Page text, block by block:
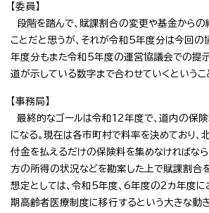
【委員】
段階を踏んで、賦課割合の変更や基金からの
ことだと思うが、それが令和5年度分は今回の
年度分もまた令和5年度の運営協議会での提示
道が示している数字まで合わせていくというこ
【事務局】
最終的なゴールは令和12年度で、道内の保
になる。現在は各市町村で料率を決めており、
付金を払えるだけの保険料を集めなければな
方の所得の状況などを勘案した上で賦課割合
想定としては、令和5年度、6年度の2カ年度
期高齢者医療制度に移行するという大きな動